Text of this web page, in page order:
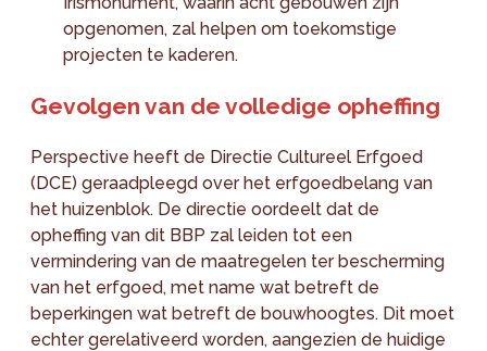
opgenomen, zal helpen om toekomstige
projecten te kaderen.
Gevolgen van de volledige opheffing
Perspective heeft de Directie Cultureel Erfgoed
(DCE) geraadpleegd over het erfgoedbelang van
het huizenblok. De directie oordeelt dat de
opheffing van dit BBP zal leiden tot een
vermindering van de maatregelen ter bescherming
van het erfgoed, met name wat betreft de
beperkingen wat betreft de bouwhoogtes. Dit moet
echter gerelativeerd worden, aangezien de huidige